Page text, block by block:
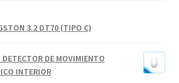
3.2 DT70 (TIPO C)
DE MOVIMIENTO
INTERIOR